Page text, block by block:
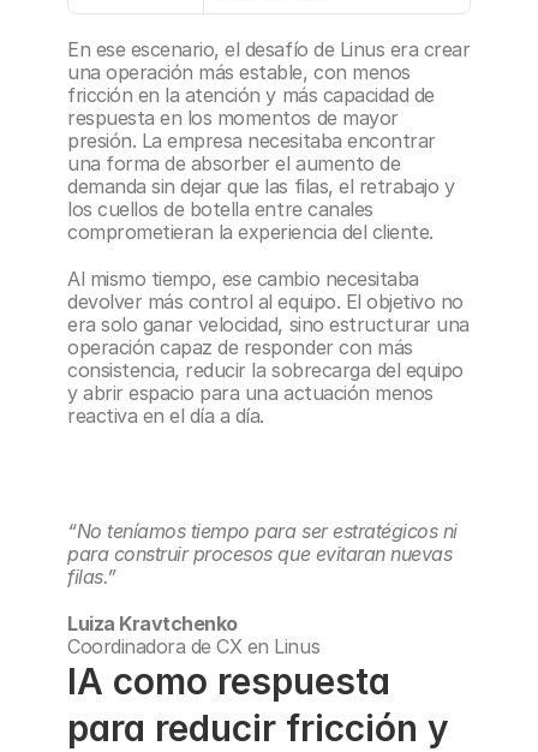
En ese escenario, el desafío de Linus era crear
una operación más estable, con menos
fricción en la atención y más capacidad de
respuesta en los momentos de mayor
presión. La empresa necesitaba encontrar
una forma de absorber el aumento de
demanda sin dejar que las filas, el retrabajo y
los cuellos de botella entre canales
comprometieran la experiencia del cliente.
Al mismo tiempo, ese cambio necesitaba
devolver más control al equipo. El objetivo no
era solo ganar velocidad, sino estructurar una
operación capaz de responder con más
consistencia, reducir la sobrecarga del equipo
y abrir espacio para una actuación menos
reactiva en el día a día.
“No teníamos tiempo para ser estratégicos ni
para construir procesos que evitaran nuevas
filas.”
Luiza Kravtchenko
Coordinadora de CX en Linus
IA como respuesta
para reducir fricción y